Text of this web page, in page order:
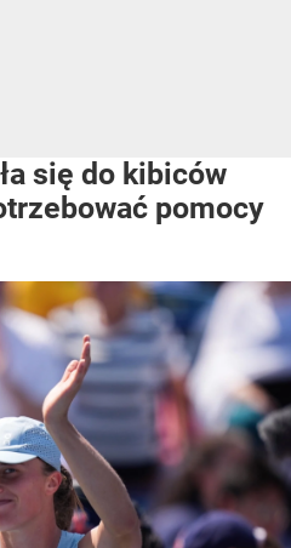
się do kibiców
pomocy